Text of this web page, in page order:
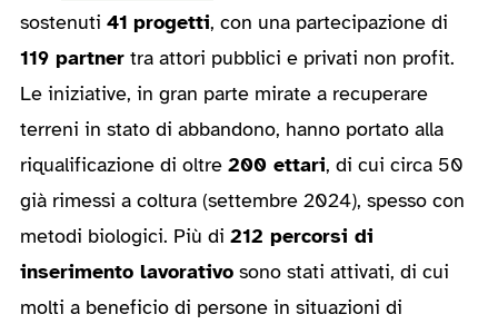
sostenuti 41 progetti, con una partecipazione di
119 partner tra attori pubblici e privati non profit.
Le iniziative, in gran parte mirate a recuperare
terreni in stato di abbandono, hanno portato alla
riqualificazione di oltre 200 ettari, di cui circa 50
già rimessi a coltura (settembre 2024), spesso con
metodi biologici. Più di 212 percorsi di
inserimento lavorativo sono stati attivati, di cui
molti a beneficio di persone in situazioni di